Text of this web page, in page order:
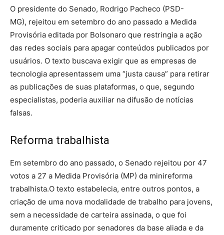
O presidente do Senado, Rodrigo Pacheco (PSD-
MG), rejeitou em setembro do ano passado a Medida
Provisória editada por Bolsonaro que restringia a ação
das redes sociais para apagar conteúdos publicados por
usuários. O texto buscava exigir que as empresas de
tecnologia apresentassem uma “justa causa” para retirar
as publicações de suas plataformas, o que, segundo
especialistas, poderia auxiliar na difusão de notícias
falsas.
Reforma trabalhista
Em setembro do ano passado, o Senado rejeitou por 47
votos a 27 a Medida Provisória (MP) da minireforma
trabalhista.O texto estabelecia, entre outros pontos, a
criação de uma nova modalidade de trabalho para jovens,
sem a necessidade de carteira assinada, o que foi
duramente criticado por senadores da base aliada e da